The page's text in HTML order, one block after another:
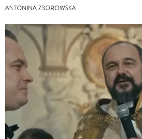
ANTONINA ZBOROWSKA